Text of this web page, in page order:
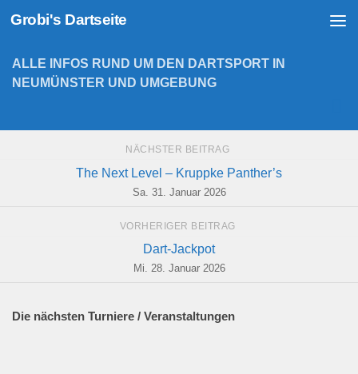
Zum Inhalt springen
Grobi's Dartseite
ALLE INFOS RUND UM DEN DARTSPORT IN
NEUMÜNSTER UND UMGEBUNG
NÄCHSTER BEITRAG
The Next Level – Kruppke Panther’s
Sa. 31. Januar 2026
VORHERIGER BEITRAG
Dart-Jackpot
Mi. 28. Januar 2026
Die nächsten Turniere / Veranstaltungen